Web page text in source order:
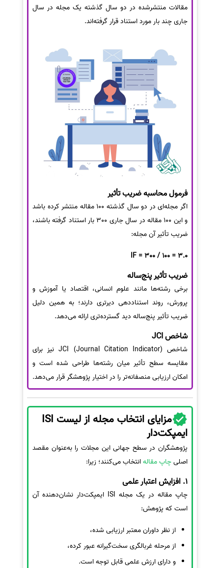
مقالات منتشرشده در دو سال گذشته یک مجله در سال
جاری چند بار مورد استناد قرار گرفته‌اند.
فرمول محاسبه ضریب تأثیر
اگر مجله‌ای در دو سال گذشته 100 مقاله منتشر کرده باشد
و این 100 مقاله در سال جاری 300 بار استناد گرفته باشند،
ضریب تأثیر آن مجله:
IF = 300 / 100 = 3.0
ضریب تأثیر پنج‌ساله
برخی رشته‌ها مانند علوم انسانی، اقتصاد یا آموزش و
پرورش، روند استناددهی دیرتری دارند؛ به همین دلیل
ضریب تأثیر پنج‌ساله دید گسترده‌تری ارائه می‌دهد.
شاخص JCI
شاخص JCI (Journal Citation Indicator) نیز برای
مقایسه سطح تأثیر میان رشته‌ها طراحی شده است و
امکان ارزیابی منصفانه‌تر را در اختیار پژوهشگر قرار می‌دهد.
مزایای انتخاب مجله از لیست ISI
ایمپکت‌دار
پژوهشگران در سطح جهانی این مجلات را به‌عنوان مقصد
اصلیچاپ مقالهانتخاب می‌کنند؛ زیرا:
1. افزایش اعتبار علمی
چاپ مقاله در یک مجله ISI ایمپکت‌دار نشان‌دهنده آن
است که پژوهش:
از نظر داوران معتبر ارزیابی شده،
از مرحله غربالگری سخت‌گیرانه عبور کرده،
و دارای ارزش علمی قابل توجه است.